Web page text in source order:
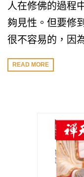
人在修佛的過程
夠見性。但要修
很不容易的，因
READ MORE